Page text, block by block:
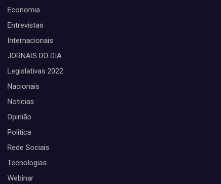
Economia
Entrevistas
Internacionais
JORNAIS DO DIA
Legislativas 2022
Nacionais
Noticias
Opinião
Politica
Rede Sociais
Tecnologias
Webinar